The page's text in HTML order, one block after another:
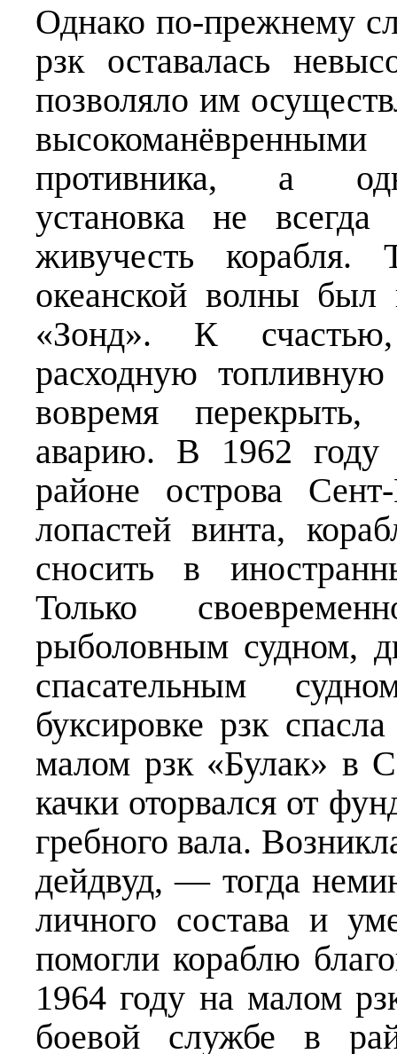
Однако по-прежнему
рзк оставалась
позволяло им
противника, а
установка не всегда
живучесть
океанской волны был
«Зонд». К
расходную
вовремя
аварию. В 1962 году
районе острова
лопастей винта,
сносить в
Только
рыболовным судном,
спасательным
буксировке рзк
малом рзк «Булак» в
качки оторвался от
гребного вала.
дейдвуд, — тогда
личного состава и
помогли кораблю
1964 году на малом
боевой службе в